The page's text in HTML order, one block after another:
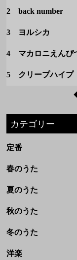
2 back number
3 ヨルシカ
4 マカロニえんぴ
5 クリープハイプ
カテゴリー
定番
春のうた
夏のうた
秋のうた
冬のうた
洋楽